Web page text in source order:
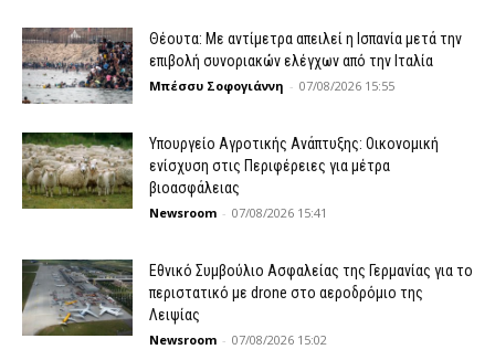
Θέουτα: Με αντίμετρα απειλεί η Ισπανία μετά την
επιβολή συνοριακών ελέγχων από την Ιταλία
Μπέσσυ Σοφογιάννη - 07/08/2026 15:55
Υπουργείο Αγροτικής Ανάπτυξης: Οικονομική
ενίσχυση στις Περιφέρειες για μέτρα
βιοασφάλειας
Newsroom - 07/08/2026 15:41
Εθνικό Συμβούλιο Ασφαλείας της Γερμανίας για το
περιστατικό με drone στο αεροδρόμιο της
Λειψίας
Newsroom - 07/08/2026 15:02